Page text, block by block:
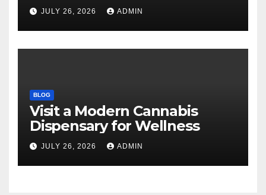
JULY 26, 2026 ADMIN
BLOG
Visit a Modern Cannabis
Dispensary for Wellness
JULY 26, 2026 ADMIN